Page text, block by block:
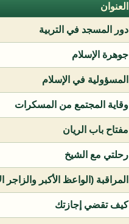
العنوان
دور المسجد في التربية
جوهرة الإسلام
المسؤولية في الإسلام
وقاية المجتمع من المسكرات
مفتاح باب الريان
رحلتي مع الشيخ
المراقبة (الواعظ الأكبر والزاجر
كيف تقضي إجازتك